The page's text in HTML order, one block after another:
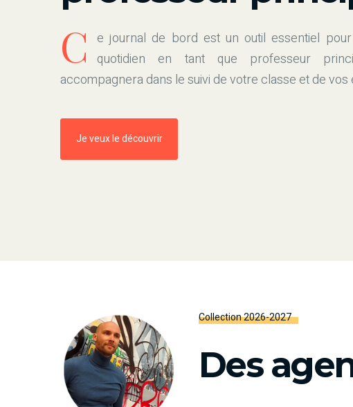
C e journal de bord est un outil essentiel
quotidien en tant que professeur
accompagnera dans le suivi de votre classe et de vos
Je veux le découvrir
Collection 2026-2027
Des